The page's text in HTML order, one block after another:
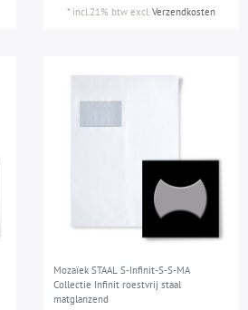
* incl.21% btw excl.Verzendkosten
Mozaïek STAAL S-Infinit-S-S-MA
Collectie Infinit roestvrij staal
matglanzend